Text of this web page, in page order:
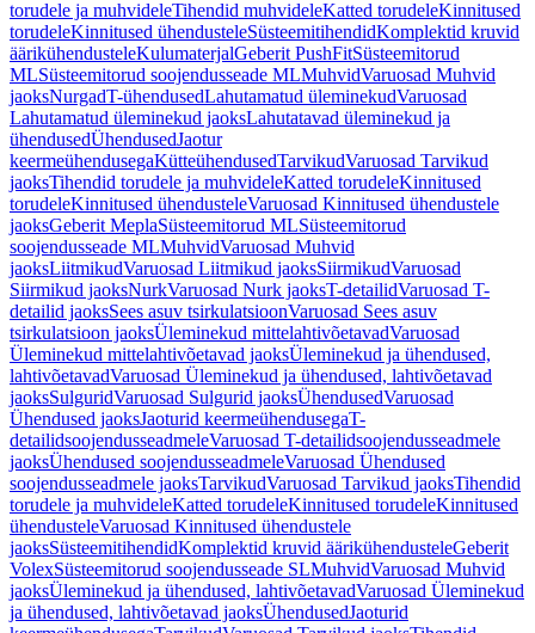
torudele ja muhvideleTihendid muhvideleKatted torudeleKinnitused
torudeleKinnitused ühendusteleSüsteemitihendidKomplektid kruvid
äärikühendusteleKulumaterjalGeberit PushFitSüsteemitorud
MLSüsteemitorud soojendusseade MLMuhvidVaruosad Muhvid
jaoksNurgadT-ühendusedLahutamatud üleminekudVaruosad
Lahutamatud üleminekud jaoksLahutatavad üleminekud ja
ühendusedÜhendusedJaotur
keermeühendusegaKütteühendusedTarvikudVaruosad Tarvikud
jaoksTihendid torudele ja muhvideleKatted torudeleKinnitused
torudeleKinnitused ühendusteleVaruosad Kinnitused ühendustele
jaoksGeberit MeplaSüsteemitorud MLSüsteemitorud
soojendusseade MLMuhvidVaruosad Muhvid
jaoksLiitmikudVaruosad Liitmikud jaoksSiirmikudVaruosad
Siirmikud jaoksNurkVaruosad Nurk jaoksT-detailidVaruosad T-
detailid jaoksSees asuv tsirkulatsioonVaruosad Sees asuv
tsirkulatsioon jaoksÜleminekud mittelahtivõetavadVaruosad
Üleminekud mittelahtivõetavad jaoksÜleminekud ja ühendused,
lahtivõetavadVaruosad Üleminekud ja ühendused, lahtivõetavad
jaoksSulguridVaruosad Sulgurid jaoksÜhendusedVaruosad
Ühendused jaoksJaoturid keermeühendusegaT-
detailidsoojendusseadmeleVaruosad T-detailidsoojendusseadmele
jaoksÜhendused soojendusseadmeleVaruosad Ühendused
soojendusseadmele jaoksTarvikudVaruosad Tarvikud jaoksTihendid
torudele ja muhvideleKatted torudeleKinnitused torudeleKinnitused
ühendusteleVaruosad Kinnitused ühendustele
jaoksSüsteemitihendidKomplektid kruvid äärikühendusteleGeberit
VolexSüsteemitorud soojendusseade SLMuhvidVaruosad Muhvid
jaoksÜleminekud ja ühendused, lahtivõetavadVaruosad Üleminekud
ja ühendused, lahtivõetavad jaoksÜhendusedJaoturid